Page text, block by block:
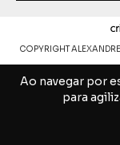
Ao navegar por
para
COPYRIGHT